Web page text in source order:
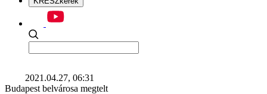
2021.04.27, 06:31
Budapest belvárosa megtelt